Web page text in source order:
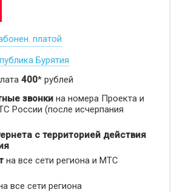
платой
Бурятия
400* рублей
звонки на номера Проекта и
России (после исчерпания
с территорией действия
на все сети региона и МТС
все сети региона